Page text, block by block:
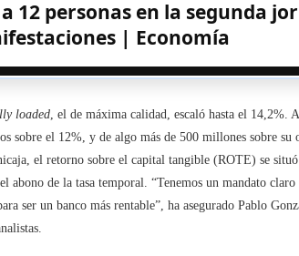
12 personas en la segunda
| Economía
loaded , el de máxima calidad, escaló hasta el 14,2%.
sobre el 12%, y de algo más de 500 millones sobre
el retorno sobre el capital tangible (ROTE) se
abono de la tasa temporal. “Tenemos un mandato
ser un banco más rentable”, ha asegurado Pablo